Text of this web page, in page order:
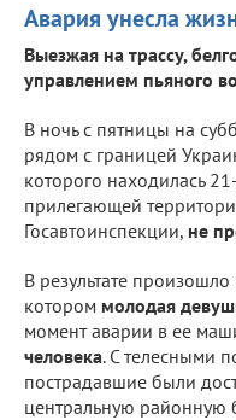
Авария унесла
Выезжая на трассу,
управлением пьяного
В ночь с пятницы на
рядом с границей
которого находилась
прилегающей
Госавтоинспекции, не
В результате
котором молодая
момент аварии в ее
человека. С телесными
пострадавшие были
центральную районную